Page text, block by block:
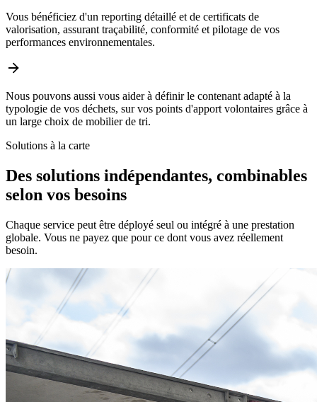
Vous bénéficiez d'un reporting détaillé et de certificats de
valorisation, assurant traçabilité, conformité et pilotage de vos
performances environnementales.
Nous pouvons aussi vous aider à définir le contenant adapté à la
typologie de vos déchets, sur vos points d'apport volontaires grâce à
un large choix de mobilier de tri.
Solutions à la carte
Des solutions indépendantes, combinables
selon vos besoins
Chaque service peut être déployé seul ou intégré à une prestation
globale. Vous ne payez que pour ce dont vous avez réellement
besoin.